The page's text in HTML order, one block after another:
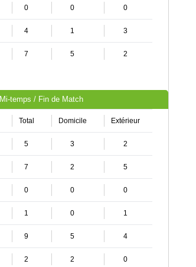
0 0 0
4 1 3
7 5 2
temps / Fin de Match
Total Domicile Extérieur
5 3 2
7 2 5
0 0 0
1 0 1
9 5 4
2 2 0